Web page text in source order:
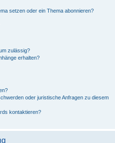
setzen oder ein Thema abonnieren?
zulässig?
erhalten?
oder juristische Anfragen zu diesem
kontaktieren?